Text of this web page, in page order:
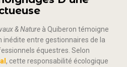
& Nature à Quiberon témoigne
inédite entre gestionnaires de la
équestres. Selon
, cette responsabilité écologique